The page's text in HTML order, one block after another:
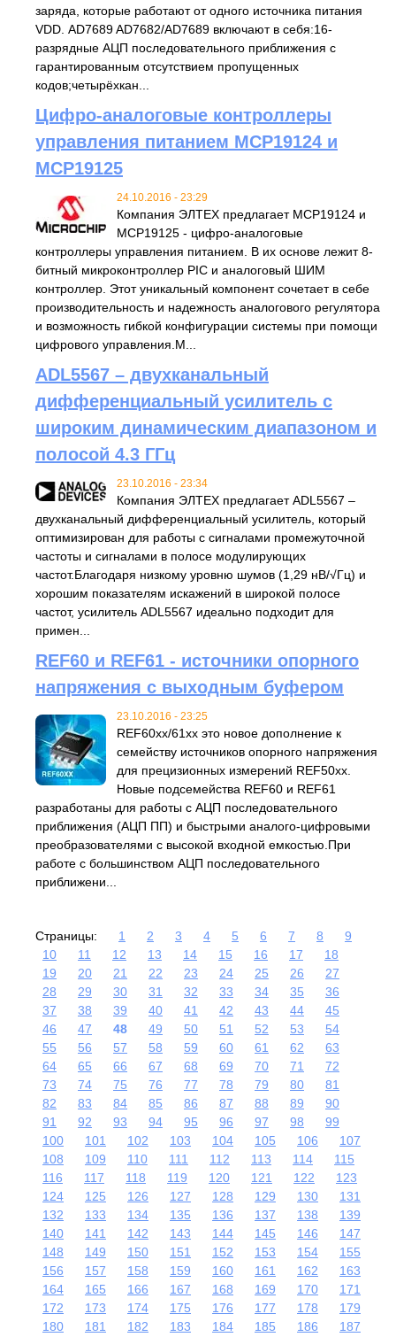
заряда, которые работают от одного источника питания
VDD. AD7689 AD7682/AD7689 включают в себя:16-
разрядные АЦП последовательного приближения с
гарантированным отсутствием пропущенных
кодов;четырёхкан...
Цифро-аналоговые контроллеры
управления питанием MCP19124 и
MCP19125
24.10.2016 - 23:29
Компания ЭЛТЕХ предлагает MCP19124 и
MCP19125 - цифро-аналоговые
контроллеры управления питанием. В их основе лежит 8-
битный микроконтроллер PIC и аналоговый ШИМ
контроллер. Этот уникальный компонент сочетает в себе
производительность и надежность аналогового регулятора
и возможность гибкой конфигурации системы при помощи
цифрового управления.M...
ADL5567 – двухканальный
дифференциальный усилитель с
широким динамическим диапазоном и
полосой 4.3 ГГц
23.10.2016 - 23:34
Компания ЭЛТЕХ предлагает ADL5567 –
двухканальный дифференциальный усилитель, который
оптимизирован для работы с сигналами промежуточной
частоты и сигналами в полосе модулирующих
частот.Благодаря низкому уровню шумов (1,29 нВ/√Гц) и
хорошим показателям искажений в широкой полосе
частот, усилитель ADL5567 идеально подходит для
примен...
REF60 и REF61 - источники опорного
напряжения с выходным буфером
23.10.2016 - 23:25
REF60xx/61xx это новое дополнение к
семейству источников опорного напряжения
для прецизионных измерений REF50xx.
Новые подсемейства REF60 и REF61
разработаны для работы с АЦП последовательного
приближения (АЦП ПП) и быстрыми аналого-цифровыми
преобразователями с высокой входной емкостью.При
работе с большинством АЦП последовательного
приближени...
Страницы: 1 2 3 4 5 6 7 8
9
10
11 12 13 14 15 16 17
18
19
20 21 22 23 24 25 26
27
28
29 30 31 32 33 34 35
36
37
38 39 40 41 42 43 44
45
46
47 48 49 50 51 52 53
54
55
56 57 58 59 60 61 62
63
64
65 66 67 68 69 70 71
72
73
74 75 76 77 78 79 80
81
82
83 84 85 86 87 88 89
90
91
92 93 94 95 96 97 98
99
100
101 102 103 104 105 106
107
108
109 110 111 112 113 114
115
116
117 118 119 120 121 122
123
124
125 126 127 128 129 130
131
132
133 134 135 136 137 138
139
140
141 142 143 144 145 146
147
148
149 150 151 152 153 154
155
156
157 158 159 160 161 162
163
164
165 166 167 168 169 170
171
172
173 174 175 176 177 178
179
180
181 182 183 184 185 186 187